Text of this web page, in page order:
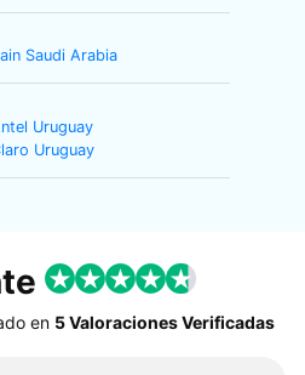
Saudi Arabia
Uruguay
Uruguay
en 5 Valoraciones Verificadas